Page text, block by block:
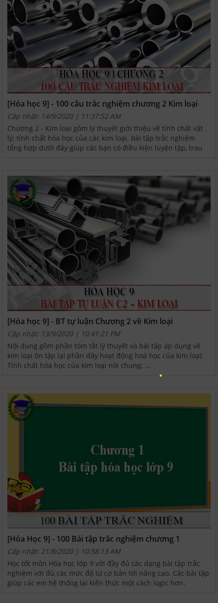
[Hóa học 9] - 100 câu trắc nghiệm chương 2 Kim loại
Cập nhật: 14/9/2020 | 11:37:52 AM
Chương 2 - Kim loại gồm lý thuyết giới thiệu về tính chất vật
lý; tính chất hóa học của các kim loại. Bài tập trắc nghiệm
tổng hợp dưới đây giúp các bạn có điều kiện luyện tập, trau
[Hóa học 9] - BT tự luận Chương 2 về Kim loại
Cập nhật: 13/9/2020 | 10:41:21 PM
Nội dung gồm phần tóm tắt lý thuyết và bài tập áp dụng về
kim loại ôn tập lại phần dãy hoạt động hoá học của kim loại;
Tính chất hóa học của kim loại nói chung; ...
[Hóa Học 9] - 100 Bài tập trắc nghiệm chương 1
Cập nhật: 21/8/2020 | 10:58:13 AM
Học tốt môn Hóa học lớp 9 với đầy đủ các dạng bài tập trắc
nghiệm với đủ các mức độ từ cơ bản tới nâng cao. Các bài tập
giúp các em hệ thống lại kiến thức một cách logic hơn.